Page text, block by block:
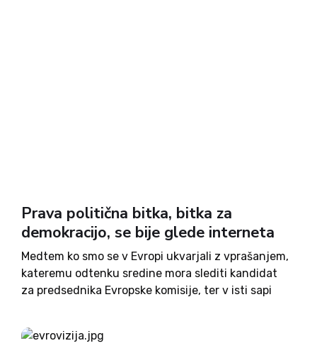
Prava politična bitka, bitka za
demokracijo, se bije glede interneta
Medtem ko smo se v Evropi ukvarjali z vprašanjem,
kateremu odtenku sredine mora slediti kandidat
za predsednika Evropske komisije, ter v isti sapi
je na drugi strani Atlantika potekala resnična bitka
za demokracijo. Poveljeval...